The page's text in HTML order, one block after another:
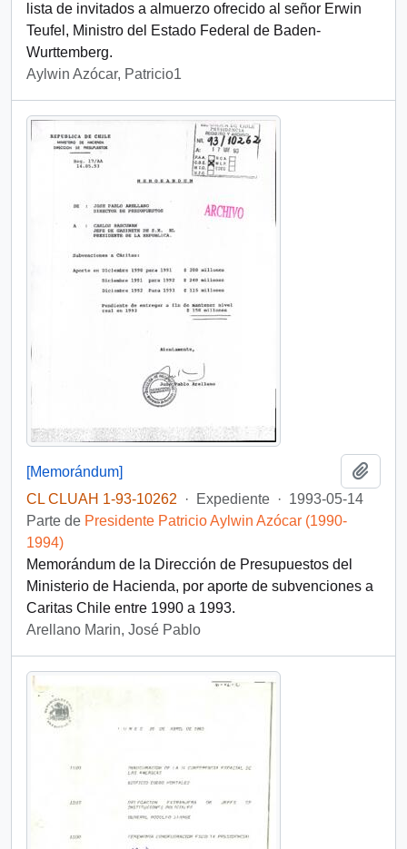
lista de invitados a almuerzo ofrecido al señor Erwin
Teufel, Ministro del Estado Federal de Baden-
Wurttemberg.
Aylwin Azócar, Patricio1
[Memorándum]
CL CLUAH 1-93-10262
· Expediente · 1993-05-14
Parte de Presidente Patricio Aylwin Azócar (1990-
1994)
Memorándum de la Dirección de Presupuestos del
Ministerio de Hacienda, por aporte de subvenciones a
Caritas Chile entre 1990 a 1993.
Arellano Marin, José Pablo